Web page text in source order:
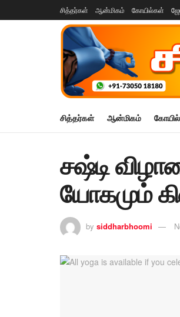
சித்தர்கள் ஆன்மிகம் கோயில்கள்
சித்தர்கள் ஆன்மிகம்
சஷ்டி
யோகமும்
by siddharbhoomi